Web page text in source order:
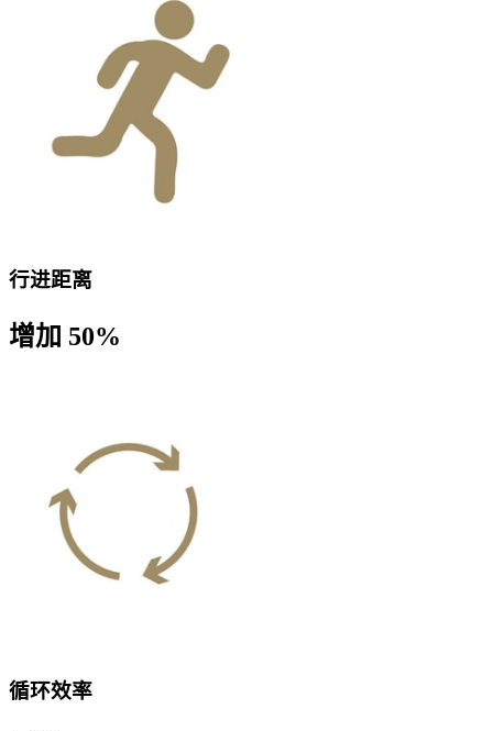
行进距离
增加 50%
循环效率